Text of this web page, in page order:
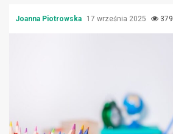
Joanna Piotrowska 17 września 2025 379